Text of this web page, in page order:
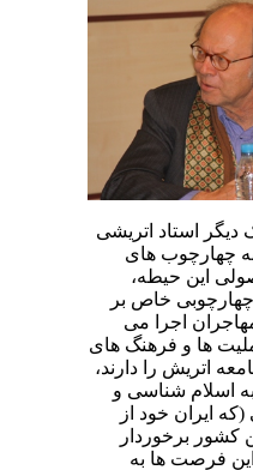
استاد اتریشی
چهارچوب های
این حیطه،
خاص بر
اجرا می
ها و فرهنگ های
اتریش را دارند،
اسلام شناسی و
ایران خود از
برخوردار
فرصت ها به